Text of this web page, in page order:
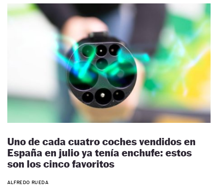
Uno de cada cuatro coches vendidos en
España en julio ya tenía enchufe: estos
son los cinco favoritos
ALFREDO RUEDA